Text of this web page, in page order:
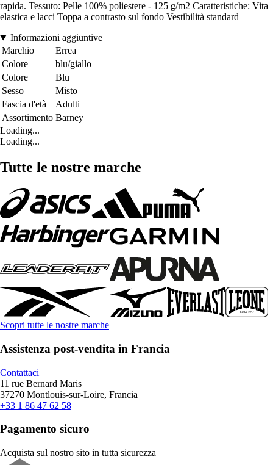
rapida. Tessuto: Pelle 100% poliestere - 125 g/m2 Caratteristiche: Vita
elastica e lacci Toppa a contrasto sul fondo Vestibilità standard
Informazioni aggiuntive
Marchio
Errea
Colore
blu/giallo
Colore
Blu
Sesso
Misto
Fascia d'età
Adulti
Assortimento Barney
Loading...
Loading...
Tutte le nostre marche
Scopri tutte le nostre marche
Assistenza post-vendita in Francia
Contattaci
11 rue Bernard Maris
37270 Montlouis-sur-Loire, Francia
+33 1 86 47 62 58
Pagamento sicuro
Acquista sul nostro sito in tutta sicurezza